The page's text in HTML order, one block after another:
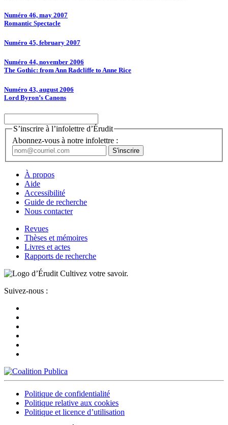
Numéro 46, may 2007
Romantic Spectacle
Numéro 45, february 2007
Numéro 44, november 2006
The Gothic: from Ann Radcliffe to Anne Rice
Numéro 43, august 2006
Lord Byron’s Canons
S’inscrire à l’infolettre d’Érudit
Abonnez-vous à notre infolettre :
À propos
Aide
Accessibilité
Guide de recherche
Nous contacter
Revues
Thèses et mémoires
Livres et actes
Rapports de recherche
Cultivez votre savoir.
Suivez-nous :
Politique de confidentialité
Politique relative aux cookies
Politique et licence d’utilisation